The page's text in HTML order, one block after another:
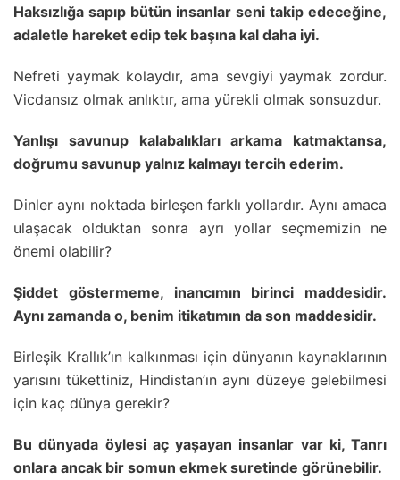
Haksızlığa sapıp bütün insanlar seni takip edeceğine,
adaletle hareket edip tek başına kal daha iyi.
Nefreti yaymak kolaydır, ama sevgiyi yaymak zordur.
Vicdansız olmak anlıktır, ama yürekli olmak sonsuzdur.
Yanlışı savunup kalabalıkları arkama katmaktansa,
doğrumu savunup yalnız kalmayı tercih ederim.
Dinler aynı noktada birleşen farklı yollardır. Aynı amaca
ulaşacak olduktan sonra ayrı yollar seçmemizin ne
önemi olabilir?
Şiddet göstermeme, inancımın birinci maddesidir.
Aynı zamanda o, benim itikatımın da son maddesidir.
Birleşik Krallık’ın kalkınması için dünyanın kaynaklarının
yarısını tükettiniz, Hindistan’ın aynı düzeye gelebilmesi
için kaç dünya gerekir?
Bu dünyada öylesi aç yaşayan insanlar var ki, Tanrı
onlara ancak bir somun ekmek suretinde görünebilir.